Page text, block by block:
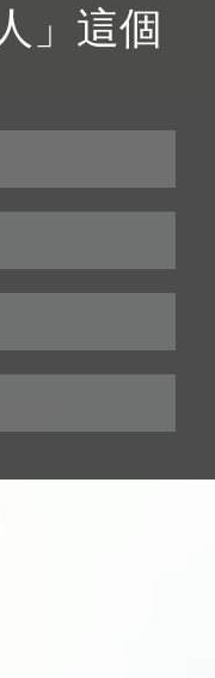
」這個